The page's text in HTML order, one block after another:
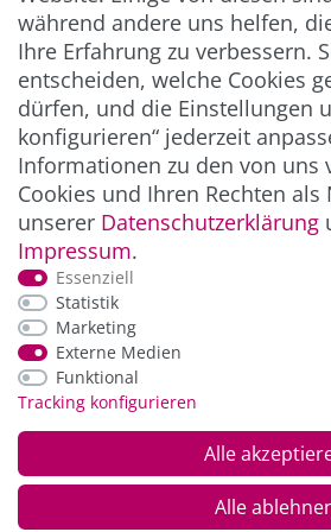
** Hierbei handelt es
ZAHLUNG & VERSAND
*Alle Preise inkl. der gesetzl. MwSt. zzgl.
und Versandkosten
während andere uns helfen,
Ihre Erfahrung zu verbessern.
entscheiden, welche Cookies
dürfen, und die Einstellungen
konfigurieren“ jederzeit
Informationen zu den von uns
Cookies und Ihren Rechten
unserer Daten­schutz­erklärung
Impressum.
Essenziell
Statistik
Marketing
Externe Medien
Funktional
Tracking konfigurieren
Alle
Alle
© Copyright 2026 Alle Rechte